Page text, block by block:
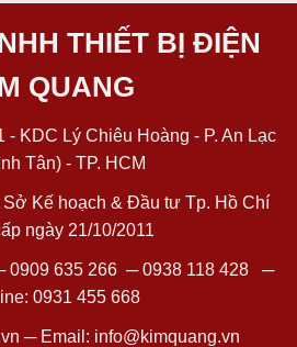
THIẾT BỊ ĐIỆN
QUANG
KDC Lý Chiêu Hoàng - P. An Lạc
Tân) - TP. HCM
Sở Kế hoạch & Đầu tư Tp. Hồ Chí
ngày 21/10/2011
0909 635 266─0938 118 428─
0931 455 668
─ Email: info@kimquang.vn